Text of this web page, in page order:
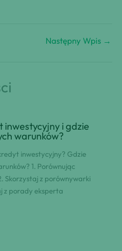
Następny Wpis →
inwestycyjny i gdzie
warunków?
inwestycyjny? Gdzie
1. Porównując
Skorzystaj z porównywarki
z porady eksperta